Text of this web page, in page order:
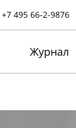
+7 495 66-2-9876
Журнал